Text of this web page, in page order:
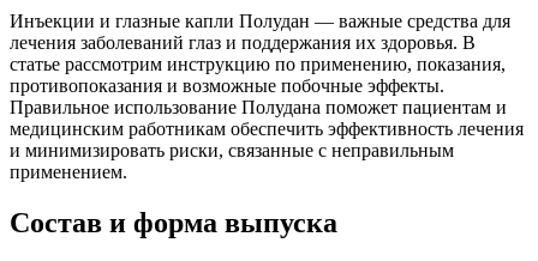
Инъекции и глазные капли Полудан — важные средства для
лечения заболеваний глаз и поддержания их здоровья. В
статье рассмотрим инструкцию по применению, показания,
противопоказания и возможные побочные эффекты.
Правильное использование Полудана поможет пациентам и
медицинским работникам обеспечить эффективность лечения
и минимизировать риски, связанные с неправильным
применением.
Состав и форма выпуска